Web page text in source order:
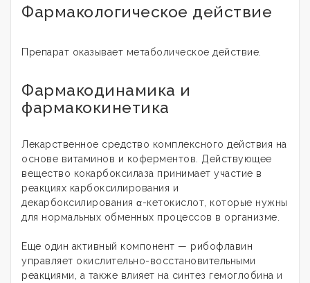
Фармакологическое действие
Препарат оказывает метаболическое действие.
Фармакодинамика и
фармакокинетика
Лекарственное средство комплексного действия на
основе витаминов и коферментов. Действующее
вещество кокарбоксилаза принимает участие в
реакциях карбоксилирования и
декарбоксилирования α-кетокислот, которые нужны
для нормальных обменных процессов в организме.
Еще один активный компонент — рибофлавин
управляет окислительно-восстановительными
реакциями, а также влияет на синтез гемоглобина и